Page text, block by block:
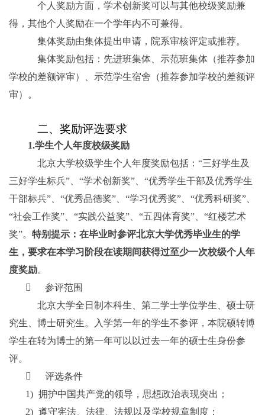
个人奖励方面，学术创新奖可以与其他校级奖励兼
得，其他个人奖励在一个学年内不可兼得。
集体奖励由集体提出申请，院系审核评定或推荐。
集体奖励包括：先进班集体、示范班集体（推荐参加
学校的差额评审）、示范学生宿舍（推荐参加学校的差额评
审）。
二、奖励评选要求
1.学生个人年度校级奖励
北京大学校级学生个人年度奖励包括：“三好学生及
三好学生标兵”、“学术创新奖”、“优秀学生干部及优秀学生
干部标兵”、“优秀品德奖”、“学习优秀奖”、“优秀科研奖”、
“社会工作奖”、“实践公益奖”、“五四体育奖”、“红楼艺术
奖”。 特别提示：在毕业时参评北京大学优秀毕业生的学
生，要求在本学习阶段在读期间获得过至少一次校级个人年
度奖励。

参评范围
北京大学全日制本科生、第二学士学位学生、硕士研
究生、博士研究生。入学第一年的学生不参评，本院硕转博
学生在转为博士的第一年可以以过去一年的硕士生身份参
评。

评选条件
1) 拥护中国共产党的领导，思想政治表现突出；
2) 遵守宪法、法律、法规以及学校规章制度；